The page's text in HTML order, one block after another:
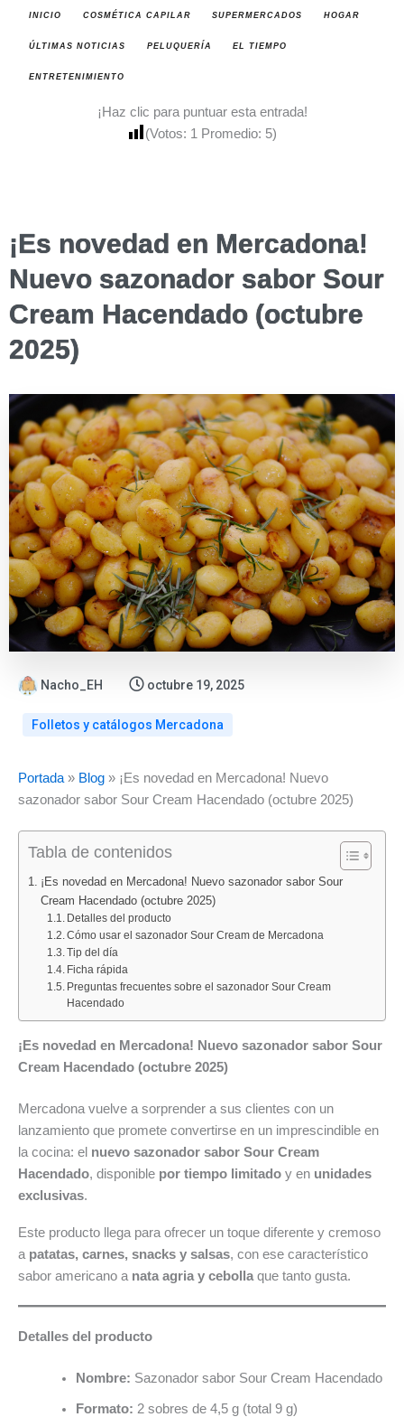
INICIO COSMÉTICA CAPILAR SUPERMERCADOS HOGAR
ÚLTIMAS NOTICIAS PELUQUERÍA EL TIEMPO
ENTRETENIMIENTO
¡Haz clic para puntuar esta entrada!
(Votos: 1 Promedio: 5)
¡Es novedad en Mercadona!
Nuevo sazonador sabor Sour
Cream Hacendado (octubre
2025)
Nacho_EH octubre 19, 2025
Folletos y catálogos Mercadona
Portada» Blog » ¡Es novedad en Mercadona! Nuevo
sazonador sabor Sour Cream Hacendado (octubre 2025)
Tabla de contenidos
¡Es novedad en Mercadona! Nuevo sazonador sabor Sour
Cream Hacendado (octubre 2025)
Detalles del producto
Cómo usar el sazonador Sour Cream de Mercadona
Tip del día
Ficha rápida
Preguntas frecuentes sobre el sazonador Sour Cream
Hacendado
¡Es novedad en Mercadona! Nuevo sazonador sabor Sour
Cream Hacendado (octubre 2025)
Mercadona vuelve a sorprender a sus clientes con un
lanzamiento que promete convertirse en un imprescindible en
la cocina: el nuevo sazonador sabor Sour Cream
Hacendado, disponible por tiempo limitado y en unidades
exclusivas.
Este producto llega para ofrecer un toque diferente y cremoso
a patatas, carnes, snacks y salsas, con ese característico
sabor americano a nata agria y cebolla que tanto gusta.
Detalles del producto
Nombre: Sazonador sabor Sour Cream Hacendado
Formato: 2 sobres de 4,5 g (total 9 g)
las
nuevas
disfrutar
Mercadona:
la
crema
bifásica
Peach
promete
convertirse
el
éxito
del
verano
el
para
sol
con
un
limpiador
multiusos
que
promete
con
más
difícil:
nueva
Pasta
Piedra
Power
de
Daddy